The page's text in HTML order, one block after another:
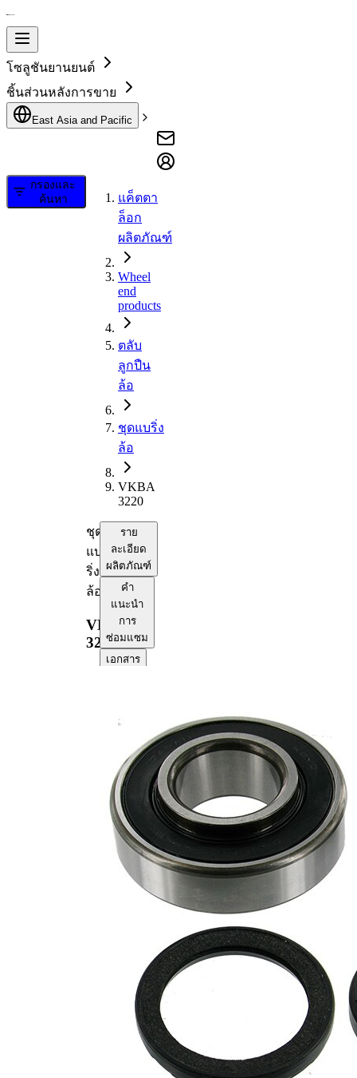
โซลูชันยานยนต์
ชิ้นส่วนหลังการขาย
East Asia and Pacific
กรองและ
ค้นหา
แค็ตตา
ล็อก
ผลิตภัณฑ์
Wheel
end
products
ตลับ
ลูกปืน
ล้อ
ชุดแบริ่ง
ล้อ
VKBA
3220
ชุด
แบ
ริ่ง
ล้อ
VKBA
3220
ราย
ละเอียด
ผลิตภัณฑ์
คำ
แนะนำ
การ
ซ่อมแซม
เอกสาร
ได้
ข้อมูลผลิตภัณฑ์
คุณสมบัติ
ค่า
เส้นผ่า
ศูนย์กลาง
35
มม.
กว้าง 1
21
มม.
26
มม.
มี